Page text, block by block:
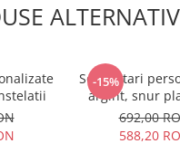
-15%
Set bratari
argint, snur
naturala - Be
692,00
588,20